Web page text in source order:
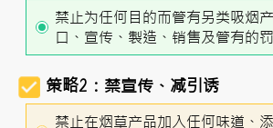
禁止为任何目的而管有另类吸烟
口、宣传、製造、销售及管有的
策略2：禁宣传、减引诱
禁止在烟草产品加入任何味道、